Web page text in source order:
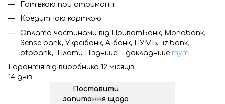
Готівкою при отриманні
Кредитною карткою
Оплата частинами від ПриватБанк, Monobank,
Sense bank, Укрсібанк, А-банк, ПУМБ, izibank,
otpbank, "Плати Піздніше" - докладніше тут
Гарантія від виробника 12 місяців.
14 днів
Поставити
запитання щодо